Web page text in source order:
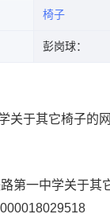
椅子
彭岗球：
关于其它椅子的
第一中学关于其